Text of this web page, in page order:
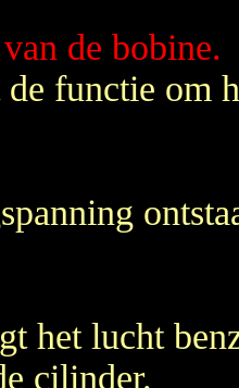
de bobine.
functie om
het lucht
cilinder.